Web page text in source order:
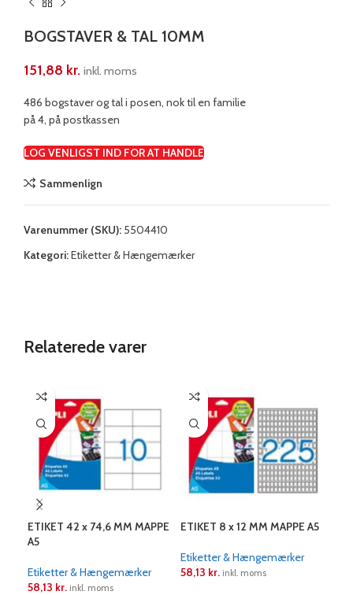
BOGSTAVER & TAL 10MM
151,88 kr. inkl. moms
486 bogstaver og tal i posen, nok til en familie
på 4, på postkassen
LOG VENLIGST IND FOR AT HANDLE
Sammenlign
Varenummer (SKU): 5504410
Kategori:Etiketter & Hængemærker
Relaterede varer
ETIKET 42 x 74,6 MM MAPPE
A5
Etiketter & Hængemærker
58,13 kr. inkl. moms
ETIKET 8 x 12 MM MAPPE A5
Etiketter & Hængemærker
58,13 kr. inkl. moms